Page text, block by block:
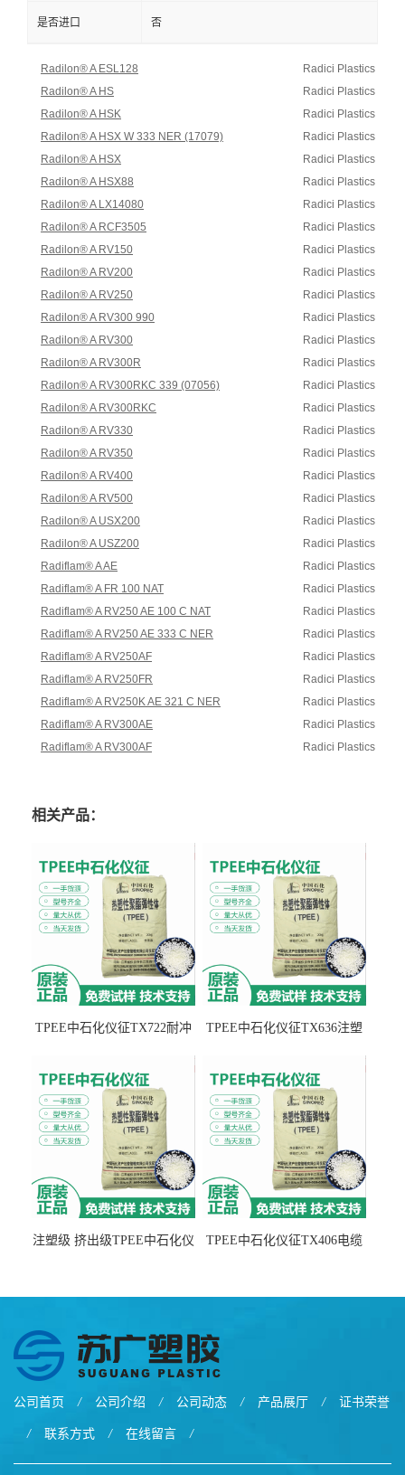
是否进口 否
Radilon® A ESL128
Radici Plastics
Radilon® A HS
Radici Plastics
Radilon® A HSK
Radici Plastics
Radilon® A HSX W 333 NER (17079)
Radici Plastics
Radilon® A HSX
Radici Plastics
Radilon® A HSX88
Radici Plastics
Radilon® A LX14080
Radici Plastics
Radilon® A RCF3505
Radici Plastics
Radilon® A RV150
Radici Plastics
Radilon® A RV200
Radici Plastics
Radilon® A RV250
Radici Plastics
Radilon® A RV300 990
Radici Plastics
Radilon® A RV300
Radici Plastics
Radilon® A RV300R
Radici Plastics
Radilon® A RV300RKC 339 (07056)
Radici Plastics
Radilon® A RV300RKC
Radici Plastics
Radilon® A RV330
Radici Plastics
Radilon® A RV350
Radici Plastics
Radilon® A RV400
Radici Plastics
Radilon® A RV500
Radici Plastics
Radilon® A USX200
Radici Plastics
Radilon® A USZ200
Radici Plastics
Radiflam® A AE
Radici Plastics
Radiflam® A FR 100 NAT
Radici Plastics
Radiflam® A RV250 AE 100 C NAT
Radici Plastics
Radiflam® A RV250 AE 333 C NER
Radici Plastics
Radiflam® A RV250AF
Radici Plastics
Radiflam® A RV250FR
Radici Plastics
Radiflam® A RV250K AE 321 C NER
Radici Plastics
Radiflam® A RV300AE
Radici Plastics
Radiflam® A RV300AF
Radici Plastics
相关产品：
TPEE中石化仪征TX722耐冲
TPEE中石化仪征TX636注塑
注塑级 挤出级TPEE中石化仪
TPEE中石化仪征TX406电缆
公司首页 / 公司介绍 / 公司动态 / 产品展厅 / 证书荣誉
/ 联系方式 / 在线留言 /